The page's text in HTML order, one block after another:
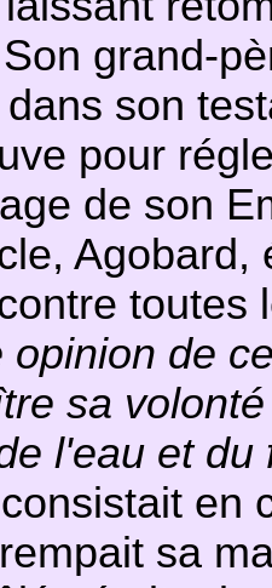
grand-
son
pour
de son
Agobard,
toutes
opinion de
sa
l'eau et du
en
sa